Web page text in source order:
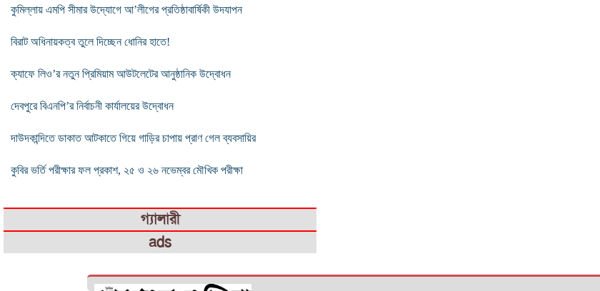
কুমিল্লায় এমপি সীমার উদ্যোগে আ’লীগের প্রতিষ্ঠাবার্ষিকী উদযাপন
বিরাট অধিনায়কত্ব তুলে দিচ্ছেন ধোনির হাতে!
ক্যাফে লিও’র নতুন প্রিমিয়াম আউটলেটের আনুষ্ঠানিক উদ্বোধন
দেবপুরে বিএনপি’র নির্বাচনী কার্যালয়ের উদ্বোধন
দাউদকান্দিতে ডাকাত আটকাতে গিয়ে গাড়ির চাপায় প্রাণ গেল ব্যবসায়ির
কুবির ভর্তি পরীক্ষার ফল প্রকাশ, ২৫ ও ২৬ নভেম্বর মৌখিক পরীক্ষা
গ্যালারী
ads